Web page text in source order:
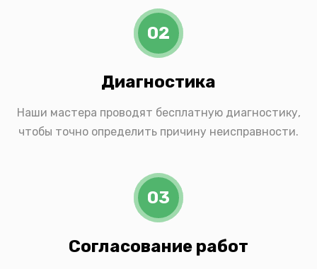
02
Диагностика
Наши мастера проводят бесплатную диагностику,
чтобы точно определить причину неисправности.
03
Согласование работ